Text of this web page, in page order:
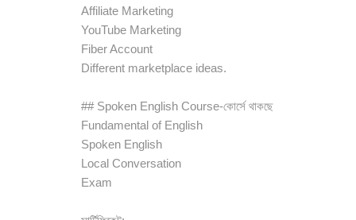
Affiliate Marketing
YouTube Marketing
Fiber Account
Different marketplace ideas.
## Spoken English Course-কোর্সে থাকছে
Fundamental of English
Spoken English
Local Conversation
Exam